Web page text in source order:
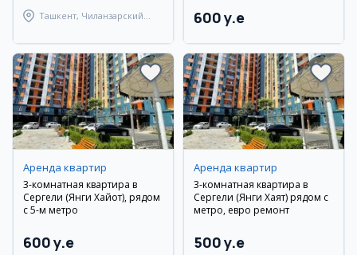
Ташкент, Чиланзарский
600 y.e
Аренда квартир
3-комнатная квартира в
Сергели (Янги Хайот), рядом
с 5-м метро
600 y.e
Аренда квартир
3-комнатная квартира в
Сергели (Янги Хаят) рядом с
метро, евро ремонт
500 y.e